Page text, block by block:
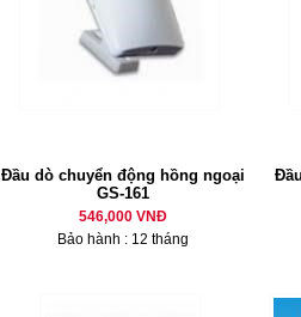
Đầu dò chuyển động hồng ngoại
GS-161
546,000 VNĐ
Bảo hành : 12 tháng